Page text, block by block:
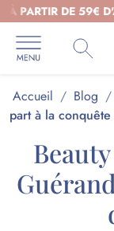
DE 59€
Accueil / Blog /
part à la